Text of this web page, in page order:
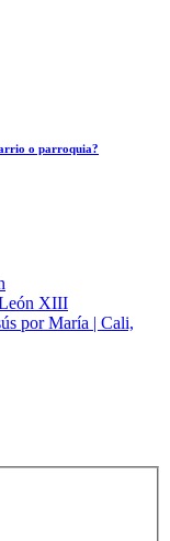
o parroquia?
XIII
por María | Cali,